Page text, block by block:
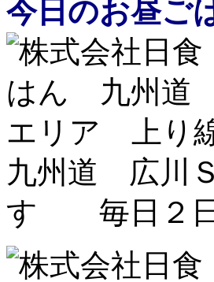
今日のお昼ご
九州道 広川
す 毎日２